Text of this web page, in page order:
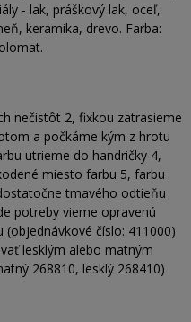
- lak, práškový lak, oceľ,
keramika, drevo. Farba:
nečistôt 2, fixkou zatrasieme
a počkáme kým z hrotu
utrieme do handričky 4,
miesto farbu 5, farbu
tmavého odtieňu
potreby vieme opravenú
číslo: 411000)
lesklým alebo matným
268810, lesklý 268410)